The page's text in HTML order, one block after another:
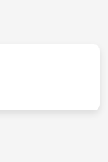
、航班及脫隊延
調整，請恕無
即下訂全額付
留意。
費／按摩小費
退伍令，未滿
行程外之自費